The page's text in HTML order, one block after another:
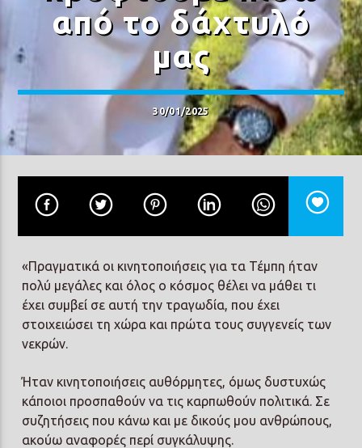
από το δάχτυλό
μας
30/01/2025
«Πραγματικά οι κινητοποιήσεις για τα Τέμπη ήταν
πολύ μεγάλες και όλος ο κόσμος θέλει να μάθει τι
έχει συμβεί σε αυτή την τραγωδία, που έχει
στοιχειώσει τη χώρα και πρώτα τους συγγενείς των
νεκρών.
Ήταν κινητοποιήσεις αυθόρμητες, όμως δυστυχώς
κάποιοι προσπαθούν να τις καρπωθούν πολιτικά. Σε
συζητήσεις που κάνω και με δικούς μου ανθρώπους,
ακούω αναφορές περί συγκάλυψης.